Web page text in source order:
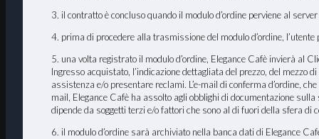
3. il contratto è concluso quando il modulo d’ordine perviene al
4. prima di procedere alla trasmissione del modulo d’ordine,
5. una volta registrato il modulo d’ordine, Elegance Cafè invierà al
Ingresso acquistato, l’indicazione dettagliata del prezzo, del mezzo
assistenza e/o presentare reclami. L’e-mail di conferma d’ordine,
mail, Elegance Cafè ha assolto agli obblighi di documentazione
dipende da soggetti terzi e/o fattori che sono al di fuori della sfera di
6. il modulo d’ordine sarà archiviato nella banca dati di Elegance